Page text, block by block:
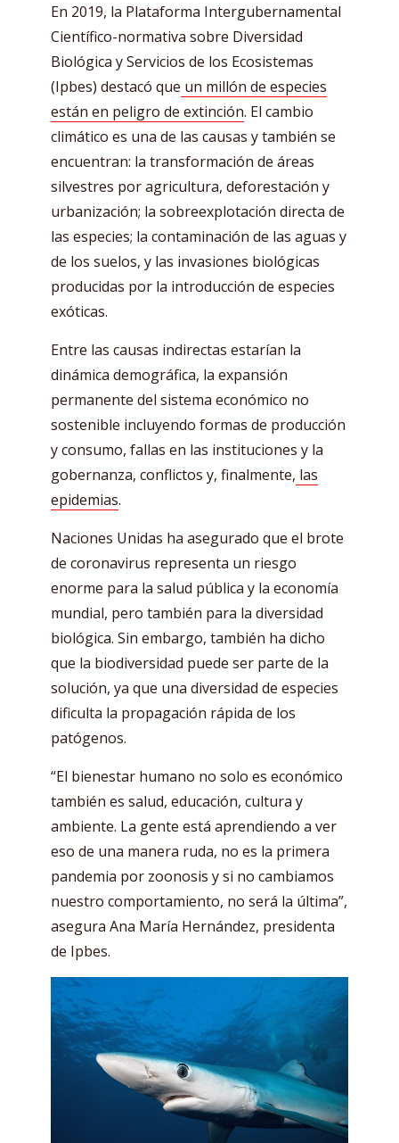
En 2019, la Plataforma Intergubernamental
Científico-normativa sobre Diversidad
Biológica y Servicios de los Ecosistemas
(Ipbes) destacó que un millón de especies
están en peligro de extinción. El cambio
climático es una de las causas y también se
encuentran: la transformación de áreas
silvestres por agricultura, deforestación y
urbanización; la sobreexplotación directa de
las especies; la contaminación de las aguas y
de los suelos, y las invasiones biológicas
producidas por la introducción de especies
exóticas.
Entre las causas indirectas estarían la
dinámica demográfica, la expansión
permanente del sistema económico no
sostenible incluyendo formas de producción
y consumo, fallas en las instituciones y la
gobernanza, conflictos y, finalmente, las
epidemias.
Naciones Unidas ha asegurado que el brote
de coronavirus representa un riesgo
enorme para la salud pública y la economía
mundial, pero también para la diversidad
biológica. Sin embargo, también ha dicho
que la biodiversidad puede ser parte de la
solución, ya que una diversidad de especies
dificulta la propagación rápida de los
patógenos.
“El bienestar humano no solo es económico
también es salud, educación, cultura y
ambiente. La gente está aprendiendo a ver
eso de una manera ruda, no es la primera
pandemia por zoonosis y si no cambiamos
nuestro comportamiento, no será la última”,
asegura Ana María Hernández, presidenta
de Ipbes.